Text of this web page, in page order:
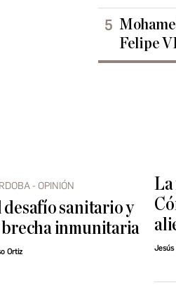
Felipe
- OPINIÓN
desafío sanitario y
inmunitaria
Ortiz
La
Jesús